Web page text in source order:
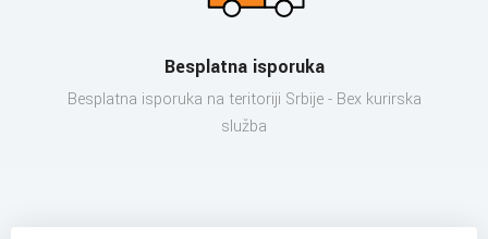
Besplatna isporuka
Besplatna isporuka na teritoriji Srbije - Bex kurirska
služba